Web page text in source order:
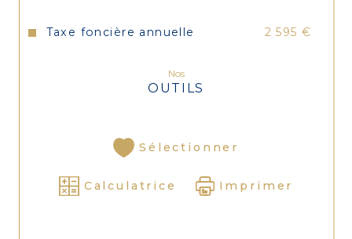
Taxe foncière annuelle 2 595 €
Nos
OUTILS
Sélectionner
Calculatrice Imprimer